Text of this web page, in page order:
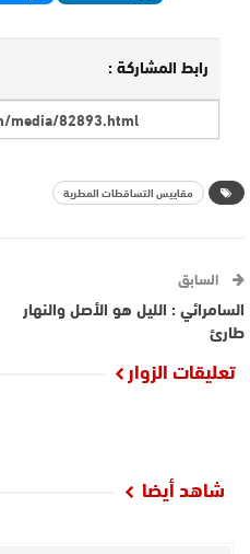
رابط المشاركة :
مقاييس التساقطات المطرية
السابق
السامرائي : الليل هو الأصل والنهار
طارئ
تعليقات الزوار
شاهد أيضا